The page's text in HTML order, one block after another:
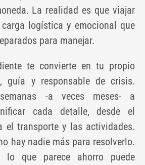
La realidad es que viajar
logística y emocional que
para manejar.
te convierte en tu propio
guía y responsable de crisis.
-a veces meses- a
cada detalle, desde el
el transporte y las actividades.
hay nadie más para resolverlo.
lo que parece ahorro puede